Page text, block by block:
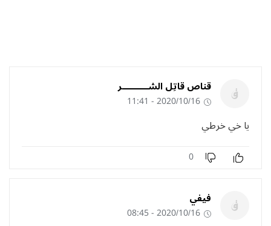
قناص قاتِل الشـــــــــــر
2020/10/16 - 11:41
يا خي خرطي
0
فيفي
2020/10/16 - 08:45